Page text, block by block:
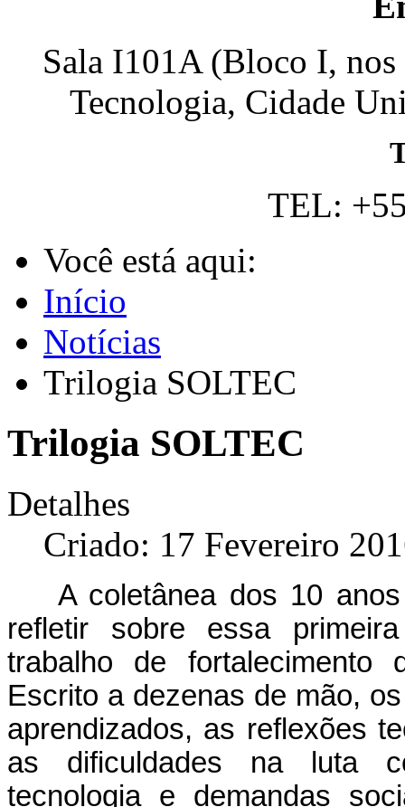
Sala I101A (Bloco I,
Tecnologia, Cidade
TEL:
Você está aqui:
Início
Notícias
Trilogia SOLTEC
Trilogia SOLTEC
Detalhes
Criado: 17 Fevereiro
A coletânea dos 10 anos
refletir sobre essa
trabalho de fortalecimento
Escrito a dezenas de mão,
aprendizados, as reflexões
as dificuldades na luta
tecnologia e demandas